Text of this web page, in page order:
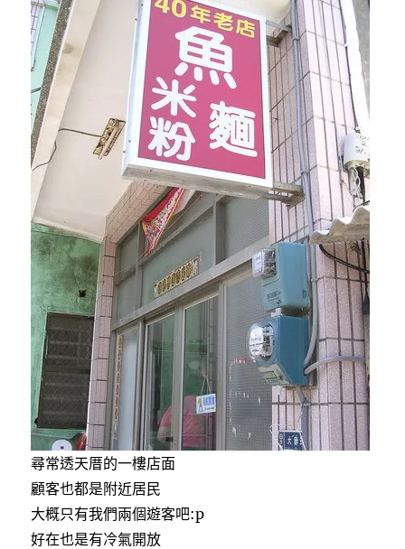
尋常透天厝的一樓店面
顧客也都是附近居民
大概只有我們兩個遊客吧:p
好在也是有冷氣開放